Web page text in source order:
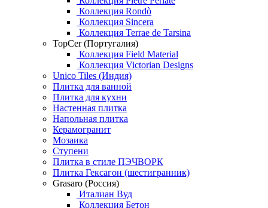
Коллекция Rondò
Коллекция Sincera
Коллекция Terrae de Tarsina
TopCer (Португалия)
Коллекция Field Material
Коллекция Victorian Designs
Unico Tiles (Индия)
Плитка для ванной
Плитка для кухни
Настенная плитка
Напольная плитка
Керамогранит
Мозаика
Ступени
Плитка в стиле ПЭЧВОРК
Плитка Гексагон (шестигранник)
Grasaro (Россия)
Италиан Вуд
Коллекция Бетон